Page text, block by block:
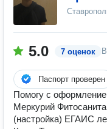
5.0 7 оценок
Паспорт проверен
Помогу с
Меркурий
(настройка) ЕГАИС